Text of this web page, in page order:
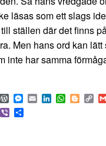
läsas som ett slags
ställen där det finns
Men hans ord kan
inte har samma
Facebook
WordPress
Messenger
EmailLinkedIn
Yahoo
Mail
Viber